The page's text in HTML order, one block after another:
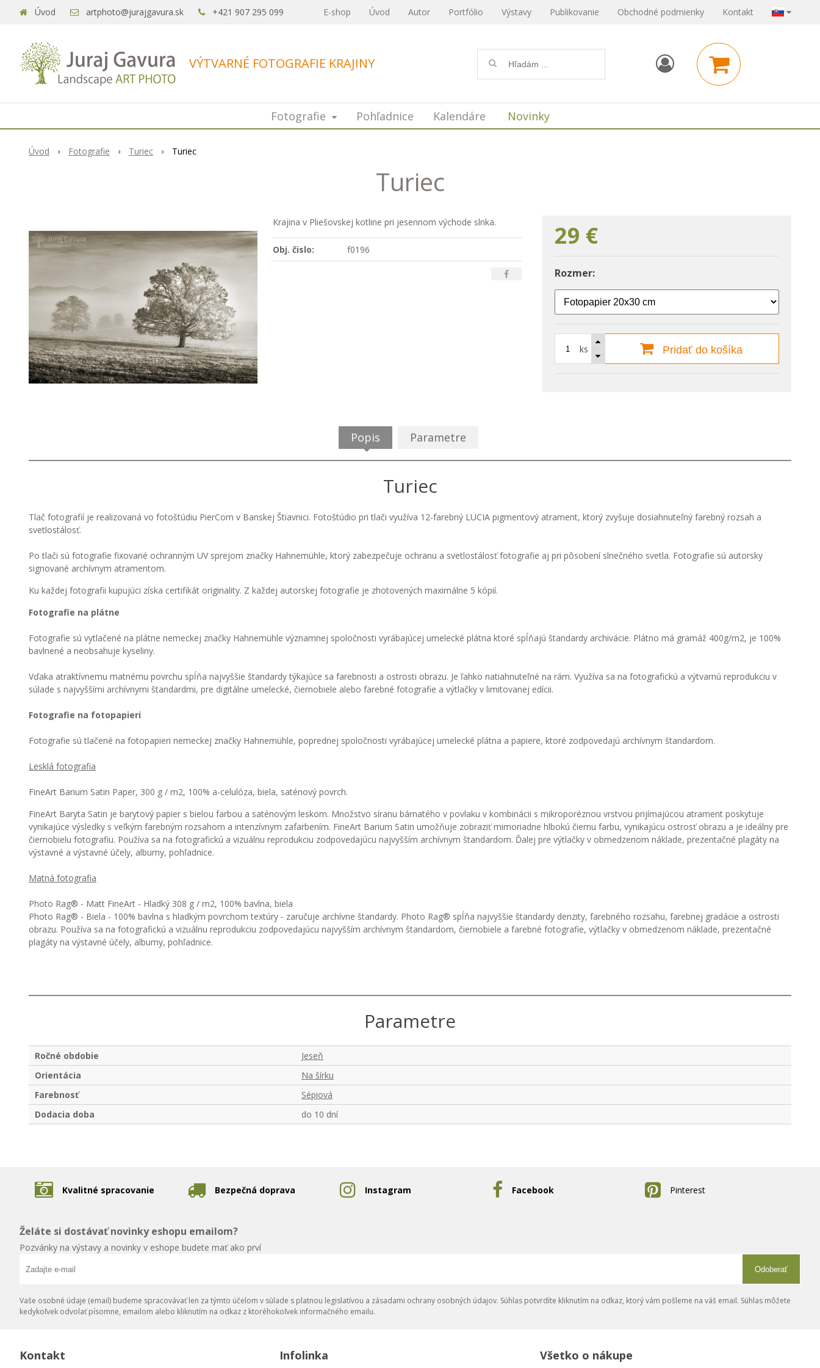
VÝTVARNÉ FOTOGRAFIE KRAJINY
Úvod artphoto@jurajgavura.sk +421 907 295 099 E-shop Úvod Autor Portfólio Výstavy Publikovanie Obchodné podmienky Kontakt
Úvod Fotografie Turiec Turiec
Turiec
29 €
Rozmer:
ks Pridať do košíka
Krajina v Pliešovskej kotline pri jesennom východe slnka.
Obj. čislo: f0196
Popis Parametre
Turiec
Tlač fotografií je realizovaná vo fotoštúdiu PierCom v Banskej Štiavnici. Fotoštúdio pri tlači využíva 12-farebný LUCIA pigmentový atrament, ktorý zvyšuje dosiahnuteľný farebný rozsah a
svetlostálosť.
Po tlači sú fotografie fixované ochranným UV sprejom značky Hahnemühle, ktorý zabezpečuje ochranu a svetlostálosť fotografie aj pri pôsobení slnečného svetla. Fotografie sú autorsky
signované archívnym atramentom.
Ku každej fotografii kupujúci získa certifikát originality. Z každej autorskej fotografie je zhotovených maximálne 5 kópií.
Fotografie na plátne
Fotografie sú vytlačené na plátne nemeckej značky Hahnemühle významnej spoločnosti vyrábajúcej umelecké plátna ktoré spĺňajú štandardy archivácie. Plátno má gramáž 400g/m2, je 100%
bavlnené a neobsahuje kyseliny.
Vďaka atraktívnemu matnému povrchu spĺňa najvyššie štandardy týkajúce sa farebnosti a ostrosti obrazu. Je ľahko natiahnuteľné na rám. Využíva sa na fotografickú a výtvarnú reprodukciu v
súlade s najvyššími archívnymi štandardmi, pre digitálne umelecké, čiernobiele alebo farebné fotografie a výtlačky v limitovanej edícii.
Fotografie na fotopapieri
Fotografie sú tlačené na fotopapieri nemeckej značky Hahnemühle, poprednej spoločnosti vyrábajúcej umelecké plátna a papiere, ktoré zodpovedajú archívnym štandardom.
Lesklá fotografia
FineArt Barium Satin Paper, 300 g / m2, 100% a-celulóza, biela, saténový povrch.
FineArt Baryta Satin je barytový papier s bielou farbou a saténovým leskom. Množstvo síranu bárnatého v povlaku v kombinácii s mikroporéznou vrstvou prijímajúcou atrament poskytuje
vynikajúce výsledky s veľkým farebným rozsahom a intenzívnym zafarbením. FineArt Barium Satin umožňuje zobraziť mimoriadne hlbokú čiernu farbu, vynikajúcu ostrosť obrazu a je ideálny pre
čiernobielu fotografiu. Používa sa na fotografickú a vizuálnu reprodukciu zodpovedajúcu najvyšším archívnym štandardom. Ďalej pre výtlačky v obmedzenom náklade, prezentačné plagáty na
výstavné a výstavné účely, albumy, pohľadnice.
Matná fotografia
Photo Rag® - Matt FineArt - Hladký 308 g / m2, 100% bavlna, biela
Photo Rag® - Biela - 100% bavlna s hladkým povrchom textúry - zaručuje archívne štandardy. Photo Rag® spĺňa najvyššie štandardy denzity, farebného rozsahu, farebnej gradácie a ostrosti
obrazu. Používa sa na fotografickú a vizuálnu reprodukciu zodpovedajúcu najvyšším archívnym štandardom, čiernobiele a farebné fotografie, výtlačky v obmedzenom náklade, prezentačné
plagáty na výstavné účely, albumy, pohľadnice.
Parametre
Ročné obdobie
Jeseň
Orientácia
Na šírku
Farebnosť
Sépiová
Dodacia doba
do 10 dní
Fotografie Pohľadnice Kalendáre Novinky
Kvalitné spracovanie Bezpečná doprava Instagram Facebook Pinterest
Želáte si dostávať novinky eshopu emailom?
Pozvánky na výstavy a novinky v eshope budete mať ako prví
Odoberať
Vaše osobné údaje (email) budeme spracovávať len za týmto účelom v súlade s platnou legislatívou a zásadami ochrany osobných údajov. Súhlas potvrdíte kliknutím na odkaz, ktorý vám pošleme na váš email. Súhlas môžete
kedykoľvek odvolať písomne, emailom alebo kliknutím na odkaz z ktoréhokoľvek informačného emailu.
Kontakt Infolinka Všetko o nákupe